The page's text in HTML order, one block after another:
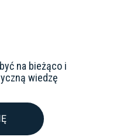
na bieżąco i
wiedzę